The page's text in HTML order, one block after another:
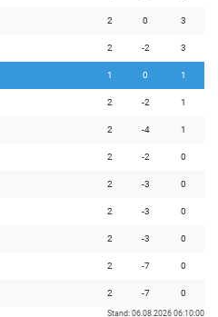
2 0 3
2 -2 3
1 0 1
2 -2 1
2 -4 1
2 -2 0
2 -3 0
2 -3 0
2 -3 0
2 -7 0
2 -7 0
Stand: 06.08.2026 06:10:00